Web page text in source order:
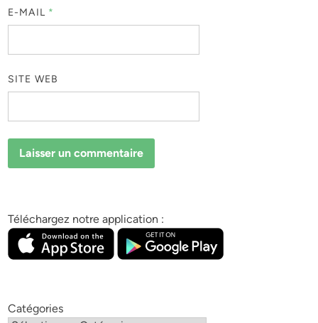
E-MAIL *
SITE WEB
Téléchargez notre application :
Catégories